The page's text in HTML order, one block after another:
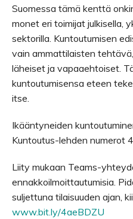
Suomessa tämä kenttä
monet eri toimijat julkisella,
sektorilla. Kuntoutumisen
vain ammattilaisten
läheiset ja vapaaehtoiset.
kuntoutumisensa eteen
itse.
Ikääntyneiden
Kuntoutus-lehden numerot
Liity mukaan Teams-
ennakkoilmoittautumisia.
suljettuna tilaisuuden ajan,
www.bit.ly/4aeBDZU